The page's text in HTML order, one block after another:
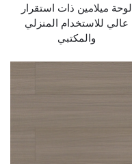
لوحة ميلامين ذات استقرار
عالي للاستخدام المنزلي
والمكتبي